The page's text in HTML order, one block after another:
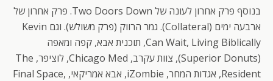
בנוסף פרק אחרון לעונה של Two Doors Down. פרק אחרון של
ארבעה ימים (Collateral). גמר הרווק (פרק משולש). וגם Kevin
Can Wait, Living Biblically, תוכנית אבא, קפה ומאפה
(Superior Donuts), צוות עקרב, Chicago Med, לוציפר, The
Resident, אגדות המחר, iZombie, אבא אמריקאי, Final Space,